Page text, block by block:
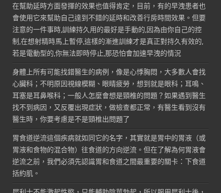
在幫助延時方面發揮的效果也值得肯定，目前，有的早洩患者也
會使用它來幫助自己達到不錯的延時和改善行房時間效果。但要
注意的一件事時,訓練持久用的最好是手動的,因為由你自己的控
制,在想射精時馬上暫停,這樣的漸進訓練才是真正對持久有效的,
若是電動型的,你無法即時停止,那恐怕會加速早洩的情況
身體上所有可能找錯醫生的病例，像是心悸胸悶，大多數人會找
心臟科；不明原因視線模糊、眼睛疲勞，想到就是眼科；耳鳴、
耳塞是耳鼻喉科；一般人怎麼會想是頸椎的問題？如果遇到醫生
找不到病因，又反覆出現症狀，做檢查都正常，有醫生看到沒有
醫生時，你要考慮是不是頸椎出問題了
胃食道逆流這個疾病就如同它的名字，其實就是胃中的胃液（或
胃液和食物的混合物）往食道的方向逆流。但在了解為何胃液會
逆流之前，我們必須先認識胃和食道之間最重要的關卡：下食道
括約肌。